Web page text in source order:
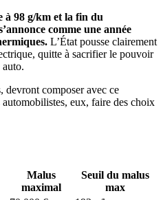
à 98 g/km et la fin du
comme une année
L’État pousse clairement
quitte à sacrifier le pouvoir
auto.
devront composer avec ce
eux, faire des choix
Malus
maximal
Seuil du malus
max